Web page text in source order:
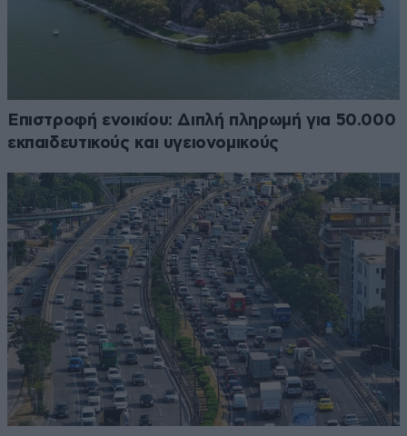
Επιστροφή ενοικίου: Διπλή πληρωμή για 50.000
εκπαιδευτικούς και υγειονομικούς